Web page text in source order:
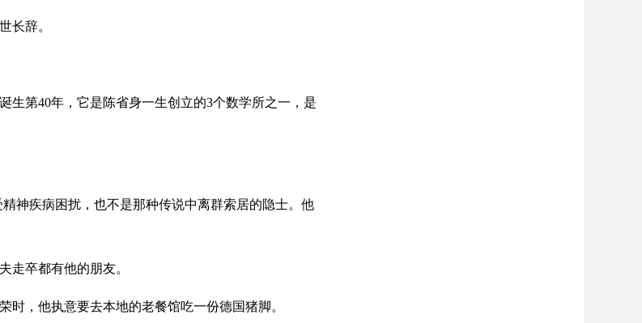
长辞。
第40年，它是陈省身一生创立的3个数学所之一，是
疾病困扰，也不是那种传说中离群索居的隐士。他
卒都有他的朋友。
，他执意要去本地的老餐馆吃一份德国猪脚。